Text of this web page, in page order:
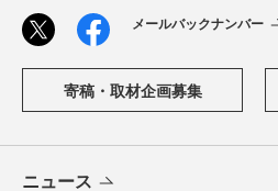
メールバックナンバー
寄稿・取材企画募集
ニュース